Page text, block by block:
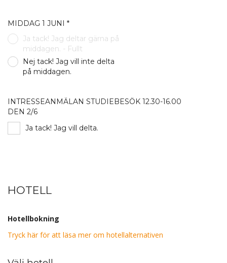
MIDDAG 1 JUNI *
Ja tack! Jag deltar gärna på
middagen. - Fullt
Nej tack! Jag vill inte delta
på middagen.
INTRESSEANMÄLAN STUDIEBESÖK 12.30-16.00
DEN 2/6
Ja tack! Jag vill delta.
HOTELL
Hotellbokning
Tryck här för att läsa mer om hotellalternativen